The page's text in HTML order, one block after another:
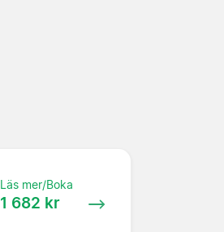
Läs mer/Boka
1 682 kr